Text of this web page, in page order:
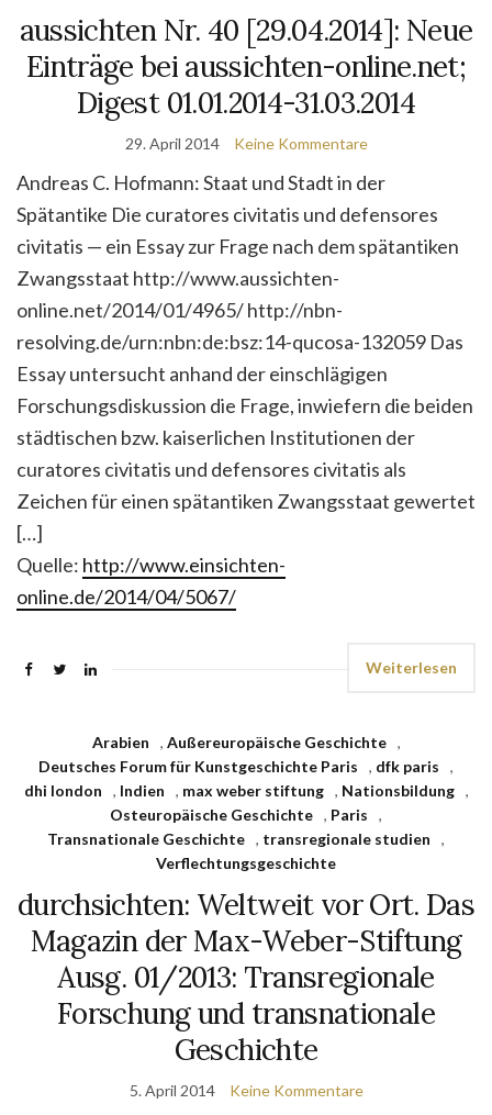
aussichten Nr. 40 [29.04.2014]: Neue
Einträge bei aussichten-online.net;
Digest 01.01.2014-31.03.2014
29. April 2014 Keine Kommentare
Andreas C. Hofmann: Staat und Stadt in der
Spätantike Die curatores civitatis und defensores
civitatis — ein Essay zur Frage nach dem spätantiken
Zwangsstaat http://www.aussichten-
online.net/2014/01/4965/ http://nbn-
resolving.de/urn:nbn:de:bsz:14-qucosa-132059 Das
Essay untersucht anhand der einschlägigen
Forschungsdiskussion die Frage, inwiefern die beiden
städtischen bzw. kaiserlichen Institutionen der
curatores civitatis und defensores civitatis als
Zeichen für einen spätantiken Zwangsstaat gewertet
[…]
Quelle: http://www.einsichten-
online.de/2014/04/5067/
Weiterlesen
Arabien , Außereuropäische Geschichte
,
Deutsches Forum für Kunstgeschichte Paris
, dfk paris
,
dhi london
, Indien , max weber stiftung , Nationsbildung
,
Osteuropäische Geschichte , Paris
,
Transnationale Geschichte , transregionale studien
,
Verflechtungsgeschichte
durchsichten: Weltweit vor Ort. Das
Magazin der Max-Weber-Stiftung
Ausg. 01/2013: Transregionale
Forschung und transnationale
Geschichte
5. April 2014 Keine Kommentare